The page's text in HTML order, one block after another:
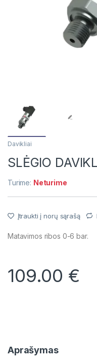
Davikliai
SLĖGIO
Turime: Neturime
Įtraukti į norų sąrašą
Matavimos ribos 0-6 bar.
109.00 €
Aprašymas